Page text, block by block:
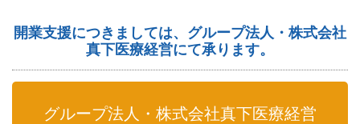
開業支援につきましては、グループ法人・株式会社
真下医療経営にて承ります。
グループ法人・株式会社真下医療経営